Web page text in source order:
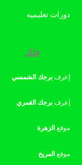
دورات تعليميه
فلك
إعرف برجك الشمسي
إعرف برجك القمري
موقع الزهرة
موقع المريخ